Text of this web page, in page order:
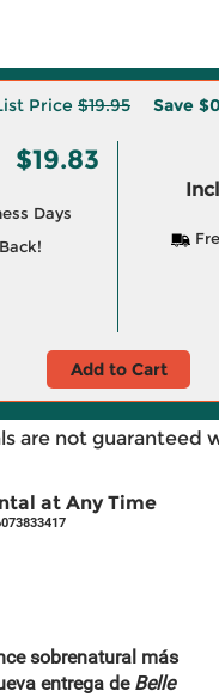
Price $19.95 Save
$19.83
Days
Add to Cart
are not guaranteed
at Any Time
sobrenatural más
entrega de Belle